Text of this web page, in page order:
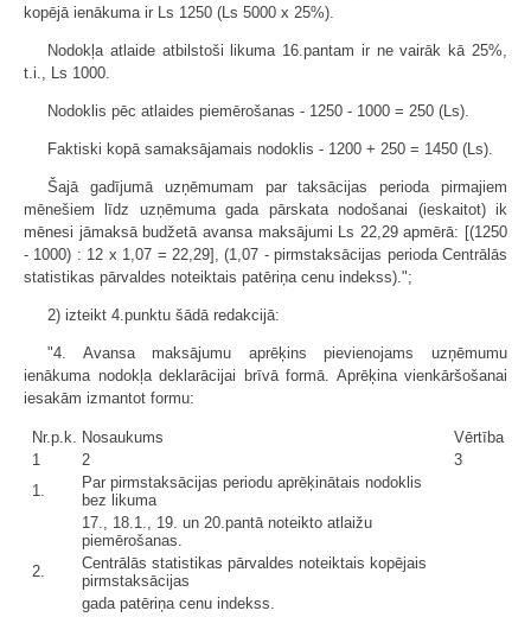
kopējā ienākuma ir Ls 1250 (Ls 5000 x 25%).
Nodokļa atlaide atbilstoši likuma 16.pantam ir ne vairāk kā 25%,
t.i., Ls 1000.
Nodoklis pēc atlaides piemērošanas - 1250 - 1000 = 250 (Ls).
Faktiski kopā samaksājamais nodoklis - 1200 + 250 = 1450 (Ls).
Šajā gadījumā uzņēmumam par taksācijas perioda pirmajiem
mēnešiem līdz uzņēmuma gada pārskata nodošanai (ieskaitot) ik
mēnesi jāmaksā budžetā avansa maksājumi Ls 22,29 apmērā: [(1250
- 1000) : 12 x 1,07 = 22,29], (1,07 - pirmstaksācijas perioda Centrālās
statistikas pārvaldes noteiktais patēriņa cenu indekss).";
2) izteikt 4.punktu šādā redakcijā:
"4. Avansa maksājumu aprēķins pievienojams uzņēmumu
ienākuma nodokļa deklarācijai brīvā formā. Aprēķina vienkāršošanai
iesakām izmantot formu:
Nr.p.k. Nosaukums
Vērtība
1
2
3
1.
Par pirmstaksācijas periodu aprēķinātais nodoklis
bez likuma
17., 18.1., 19. un 20.pantā noteikto atlaižu
piemērošanas.
2.
Centrālās statistikas pārvaldes noteiktais kopējais
pirmstaksācijas
gada patēriņa cenu indekss.